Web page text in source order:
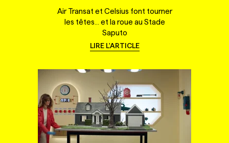
Air Transat et Celsius font tourner
les têtes... et la roue au Stade
Saputo
LIRE L'ARTICLE